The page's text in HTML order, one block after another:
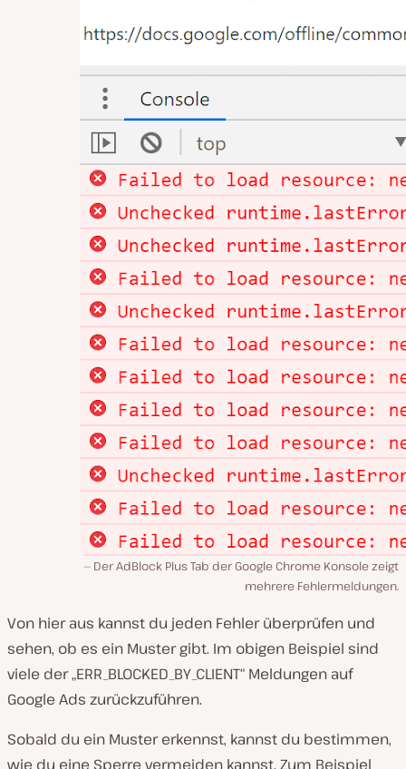
Der AdBlock Plus Tab der Google Chrome Konsole zeigt
mehrere Fehlermeldungen.
Von hier aus kannst du jeden Fehler überprüfen und
sehen, ob es ein Muster gibt. Im obigen Beispiel sind
viele der „ERR_BLOCKED_BY_CLIENT“ Meldungen auf
Google Ads zurückzuführen.
Sobald du ein Muster erkennst, kannst du bestimmen,
wie du eine Sperre vermeiden kannst. Zum Beispiel